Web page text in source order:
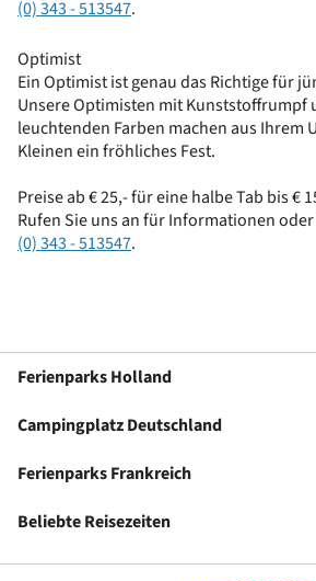
(0) 343 - 513547.
Optimist
Ein Optimist ist genau das Richtige für
Unsere Optimisten mit Kunststoffrumpf
leuchtenden Farben machen aus Ihrem
Kleinen ein fröhliches Fest.
Preise ab € 25,- für eine halbe Tab bis €
Rufen Sie uns an für Informationen
(0) 343 - 513547.
Ferienparks Holland
Campingplatz Deutschland
Ferienparks Frankreich
Beliebte Reisezeiten